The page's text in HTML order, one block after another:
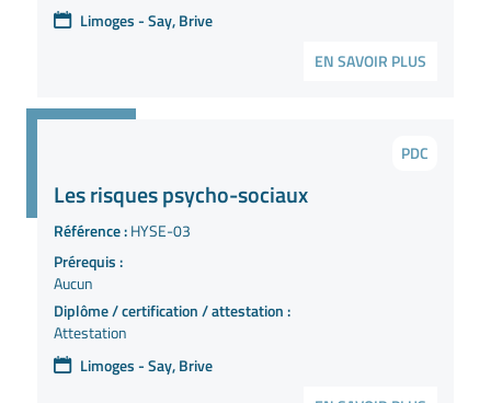
Limoges - Say, Brive
EN SAVOIR PLUS
PDC
Les risques psycho-sociaux
Référence :HYSE-03
Prérequis :
Aucun
Diplôme / certification / attestation :
Attestation
Limoges - Say, Brive